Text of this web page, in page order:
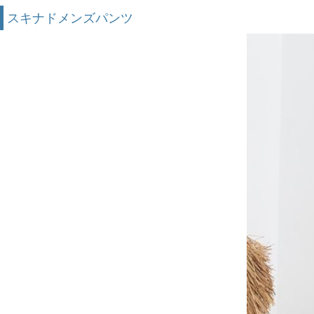
スキナドメンズパンツ